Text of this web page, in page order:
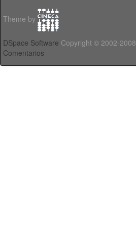
Theme by
DSpace Software Copyright © 2002-2008
Comentarios